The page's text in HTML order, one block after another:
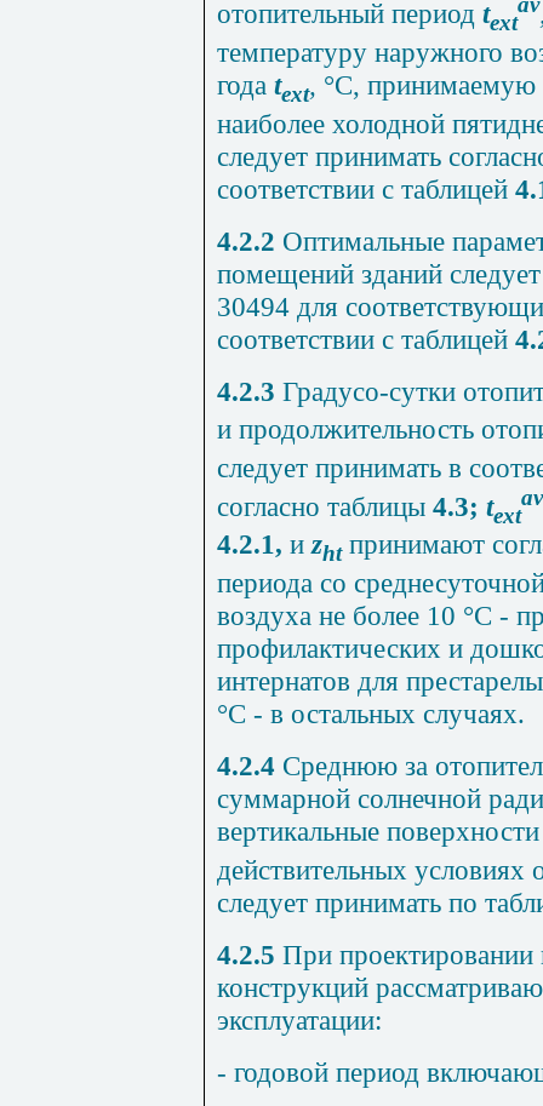
отопительный период text
температуру наружного
года text, °C, принимаемую
наиболее холодной
следует принимать
соответствии с таблицей
4.2.2 Оптимальные
помещений зданий
30494 для
соответствии с таблицей
4.2.3 Градусо-сутки
и продолжительность
следует принимать в
согласно таблицы 4.3; text
av
4.2.1, иzhtпринимают
периода со
воздуха не более 10 °С -
профилактических и
интернатов для
°С - в остальных случаях.
4.2.4 Среднюю за
суммарной солнечной
вертикальные
действительных условиях
следует принимать по
4.2.5 При
конструкций
эксплуатации:
- годовой период